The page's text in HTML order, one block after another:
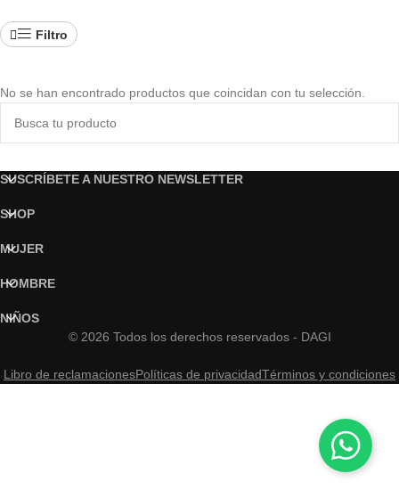
Filtro
No se han encontrado productos que coincidan con tu selección.
SUSCRÍBETE A NUESTRO NEWSLETTER
SHOP
MUJER
HOMBRE
NIÑOS
© 2026 Todos los derechos reservados - DAGI
Libro de reclamacionesPolíticas de privacidadTérminos y condiciones